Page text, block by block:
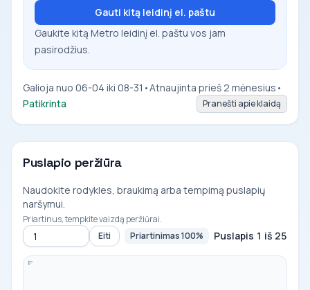
Gauti kitą leidinį el. paštu
Gaukite kitą Metro leidinį el. paštu vos jam
pasirodžius.
Galioja nuo 06-04 iki 08-31 •Atnaujinta prieš 2 mėnesius •
Patikrinta
Pranešti apie klaidą
Puslapio peržiūra
Naudokite rodykles, braukimą arba tempimą puslapių
naršymui.
Priartinus, tempkite vaizdą peržiūrai.
Eiti į puslapį Eiti Priartinimas 100% Puslapis 1 iš 25